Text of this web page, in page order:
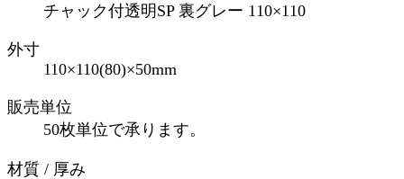
チャック付透明SP 裏グレー 110×110
外寸
110×110(80)×50mm
販売単位
50枚単位で承ります。
材質 / 厚み